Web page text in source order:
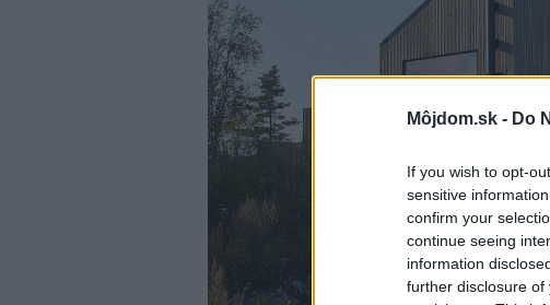
Môjdom.sk - Do
If you wish to opt-
sensitive
confirm your
continue seeing
information
further disclosure of